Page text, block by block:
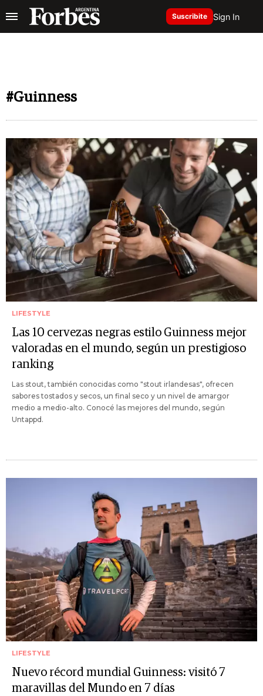
Suscribite Sign In
#Guinness
LIFESTYLE
Las 10 cervezas negras estilo Guinness mejor
valoradas en el mundo, según un prestigioso
ranking
Las stout, también conocidas como "stout irlandesas", ofrecen
sabores tostados y secos, un final seco y un nivel de amargor
medio a medio-alto. Conocé las mejores del mundo, según
Untappd.
LIFESTYLE
Nuevo récord mundial Guinness: visitó 7
maravillas del Mundo en 7 días